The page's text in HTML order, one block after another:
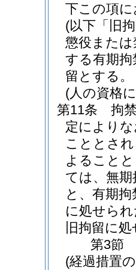
下この項
(以下「旧
懲役また
する有期
留とする。
(人の資格
第11条
拘
定により
こととさ
よること
ては、無
と、有期
に処せら
旧拘留に
第3節
(経過措置